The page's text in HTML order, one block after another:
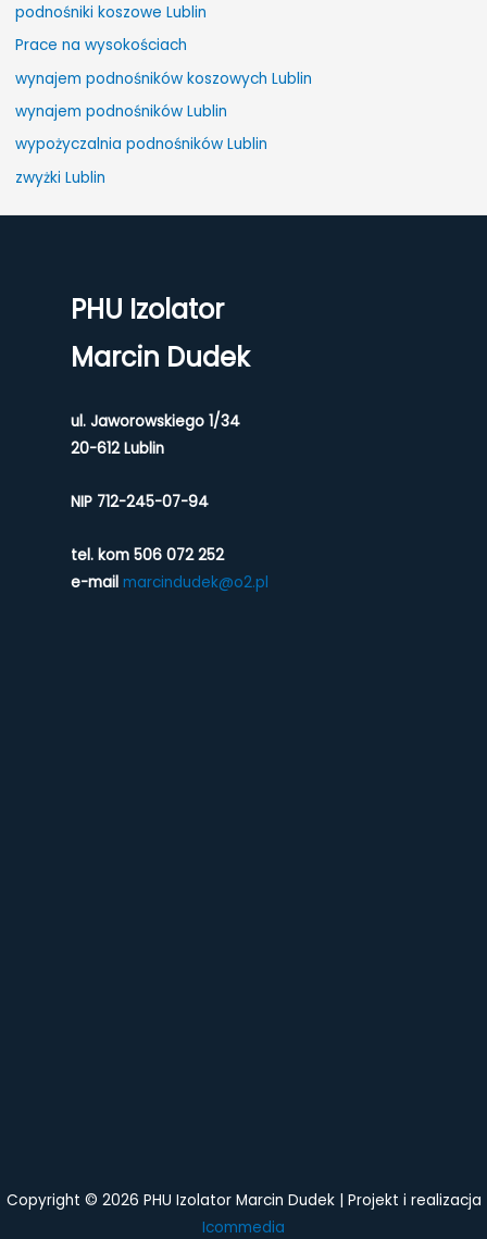
r
podnośniki koszowe Lublin
Prace na wysokościach
wynajem podnośników koszowych Lublin
wynajem podnośników Lublin
wypożyczalnia podnośników Lublin
zwyżki Lublin
PHU Izolator
Marcin Dudek
ul. Jaworowskiego 1/34
20-612 Lublin
NIP 712-245-07-94
tel. kom 506 072 252
e-mail marcindudek@o2.pl
Copyright © 2026 PHU Izolator Marcin Dudek | Projekt i realizacja
Icommedia